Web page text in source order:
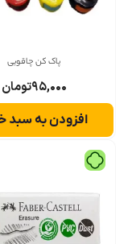
پاک کن چاقویی
۹۵,۰۰۰تومان
افزودن به سبد